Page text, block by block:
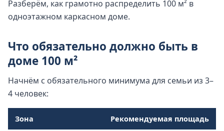
Разберём, как грамотно распределить 100 м² в
одноэтажном каркасном доме.
Что обязательно должно быть в
доме 100 м²
Начнём с обязательного минимума для семьи из 3–
4 человек:
Зона Рекомендуемая площадь